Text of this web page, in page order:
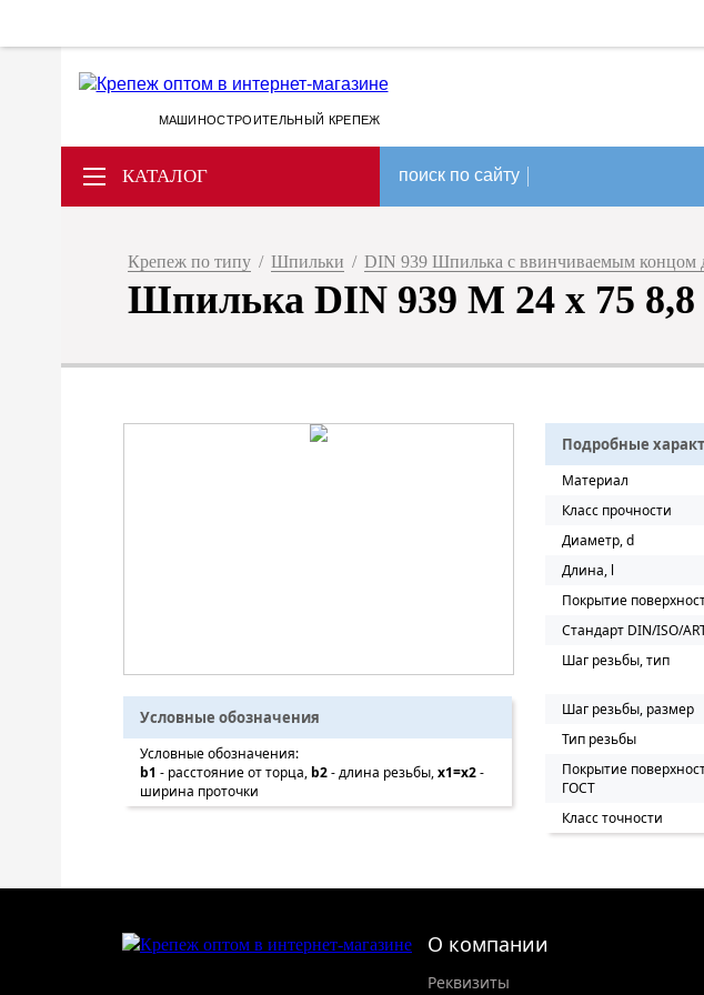
МАШИНОСТРОИТЕЛЬНЫЙ КРЕПЕЖ
КАТАЛОГ поиск по сайту
Крепеж по типу / Шпильки / DIN 939 Шпилька с ввинчиваемым концом
Шпилька DIN 939 M 24 х 75
Условные обозначения
Условные обозначения:
b1 - расстояние от торца, b2- длина резьбы,x1=x2-
ширина проточки
Подробные
Материал
Класс прочности
Диаметр, d
Длина, l
Покрытие
Стандарт DIN/ISO/
Шаг резьбы, тип
Шаг резьбы, размер
Тип резьбы
Покрытие
ГОСТ
Класс точности
О компании
Реквизиты